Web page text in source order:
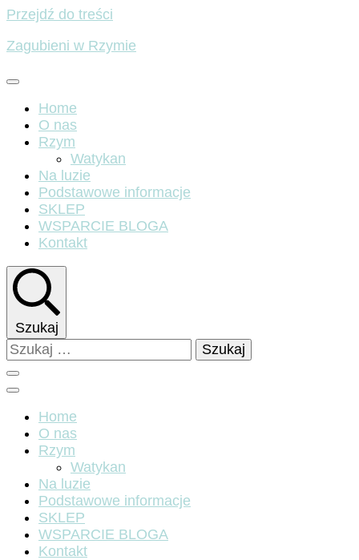
Przejdź do treści
Zagubieni w Rzymie
Home
O nas
Rzym
Watykan
Na luzie
Podstawowe informacje
SKLEP
WSPARCIE BLOGA
Kontakt
Szukaj
Szukaj:
Home
O nas
Rzym
Watykan
Na luzie
Podstawowe informacje
SKLEP
WSPARCIE BLOGA
Kontakt